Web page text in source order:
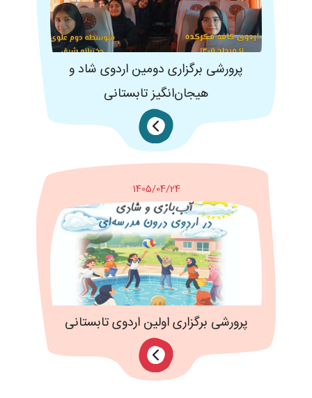
پرورشی برگزاری دومین اردوی شاد و
هیجان‌انگیز تابستانی
1405/04/24
پرورشی برگزاری اولین اردوی تابستانی